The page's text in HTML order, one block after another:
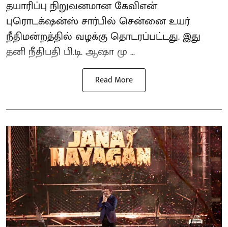
தயாரிப்பு நிறுவனமான கேவிஎன்
புரொடக்‌ஷன்ஸ் சார்பில் சென்னை உயர்
நீதிமன்றத்தில் வழக்கு தொடரப்பட்டது. இது
தனி நீதிபதி பி.டி. ஆஷா மு ...
Read More